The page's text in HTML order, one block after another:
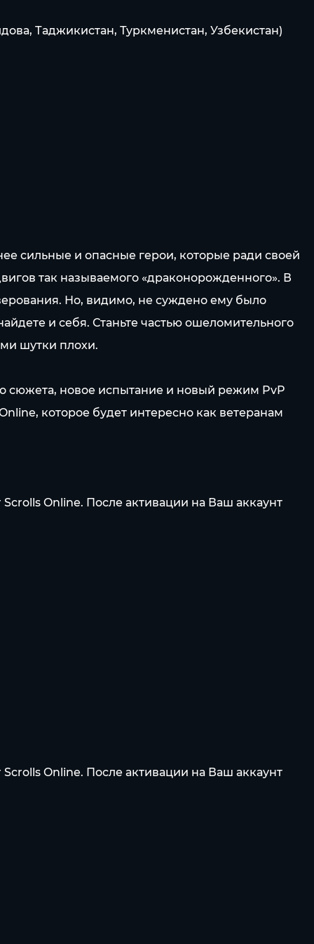
Таджикистан, Туркменистан, Узбекистан)
сильные и опасные герои, которые ради своей
так называемого «драконорожденного». В
Но, видимо, не суждено ему было
и себя. Станьте частью ошеломительного
шутки плохи.
сюжета, новое испытание и новый режим PvP
которое будет интересно как ветеранам
Online. После активации на Ваш аккаунт
Online. После активации на Ваш аккаунт